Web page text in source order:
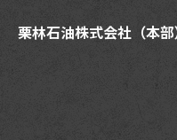
栗林石油株式会社（本部